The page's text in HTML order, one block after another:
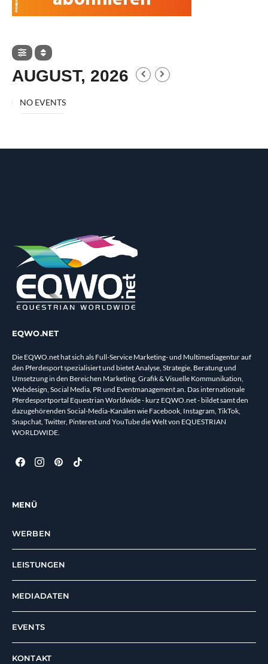
AUGUST, 2026
NO EVENTS
EQWO.NET
Die EQWO.net hat sich als Full-Service Marketing- und Multimediagentur auf
den Pferdesport spezialisiert und bietet Analyse, Strategie, Beratung und
Umsetzung in den Bereichen Marketing, Grafik & Visuelle Kommunikation,
Webdesign, Social Media, PR und Eventmanagement an. Das internationale
Pferdesportportal Equestrian Worldwide - kurz EQWO.net - bildet samt den
dazugehörenden Social-Media-Kanälen wie Facebook, Instagram, TikTok,
Snapchat, Twitter, Pinterest und YouTube die Welt von EQUESTRIAN
WORLDWIDE.
MENÜ
WERBEN
LEISTUNGEN
MEDIADATEN
EVENTS
KONTAKT